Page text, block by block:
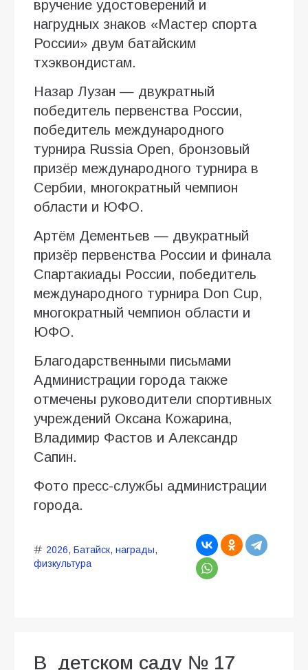
вручение удостоверений и
нагрудных знаков «Мастер спорта
России» двум батайским
тхэквондистам.
Назар Лузан — двукратный
победитель первенства России,
победитель международного
турнира Russia Open, бронзовый
призёр международного турнира в
Сербии, многократный чемпион
области и ЮФО.
Артём Дементьев — двукратный
призёр первенства России и финала
Спартакиады России, победитель
международного турнира Don Cup,
многократный чемпион области и
ЮФО.
Благодарственными письмами
Администрации города также
отмечены руководители спортивных
учреждений Оксана Кожарина,
Владимир Фастов и Александр
Сапин.
Фото пресс-службы администрации
города.
2026, Батайск, награды,
физкультура
В детском саду № 17